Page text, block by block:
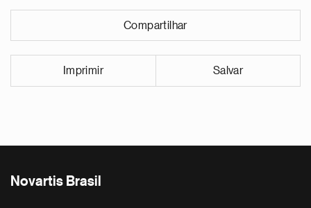
Compartilhar
Imprimir Salvar
Novartis Brasil